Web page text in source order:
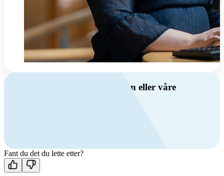
Har du spørsmål om ventilasjon eller våre
Kontakt oss
Fant du det du lette etter?